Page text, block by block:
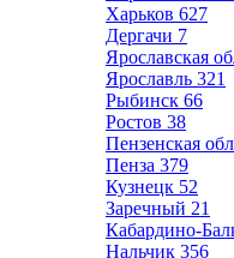
Харьков 627
Дергачи 7
Ярославская
Ярославль 321
Рыбинск 66
Ростов 38
Пензенская
Пенза 379
Кузнецк 52
Заречный 21
Кабардино-
Нальчик 356